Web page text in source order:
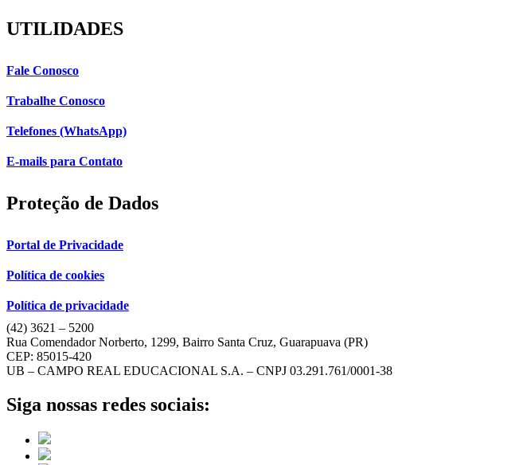
UTILIDADES
Fale Conosco
Trabalhe Conosco
Telefones (WhatsApp)
E-mails para Contato
Proteção de Dados
Portal de Privacidade
Política de cookies
Política de privacidade
(42) 3621 – 5200
Rua Comendador Norberto, 1299, Bairro Santa Cruz, Guarapuava (PR)
CEP: 85015-420
UB – CAMPO REAL EDUCACIONAL S.A. – CNPJ 03.291.761/0001-38
Siga nossas redes sociais: